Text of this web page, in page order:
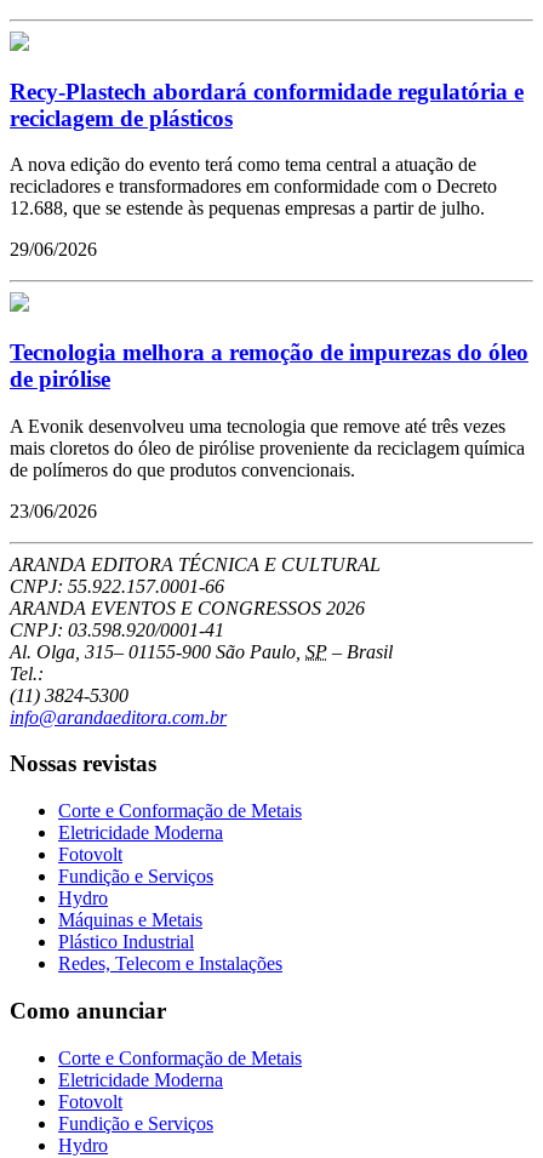
Recy-Plastech abordará conformidade regulatória e
reciclagem de plásticos
A nova edição do evento terá como tema central a atuação de
recicladores e transformadores em conformidade com o Decreto
12.688, que se estende às pequenas empresas a partir de julho.
29/06/2026
Tecnologia melhora a remoção de impurezas do óleo
de pirólise
A Evonik desenvolveu uma tecnologia que remove até três vezes
mais cloretos do óleo de pirólise proveniente da reciclagem química
de polímeros do que produtos convencionais.
23/06/2026
ARANDA EDITORA TÉCNICA E CULTURAL
CNPJ: 55.922.157.0001-66
ARANDA EVENTOS E CONGRESSOS 2026
CNPJ: 03.598.920/0001-41
Al. Olga, 315– 01155-900 São Paulo SP – Brasil
Tel.:
(11) 3824-5300
info@arandaeditora.com.br
Nossas revistas
Corte e Conformação de Metais
Eletricidade Moderna
Fotovolt
Fundição e Serviços
Hydro
Máquinas e Metais
Plástico Industrial
Redes, Telecom e Instalações
Como anunciar
Corte e Conformação de Metais
Eletricidade Moderna
Fotovolt
Fundição e Serviços
Hydro